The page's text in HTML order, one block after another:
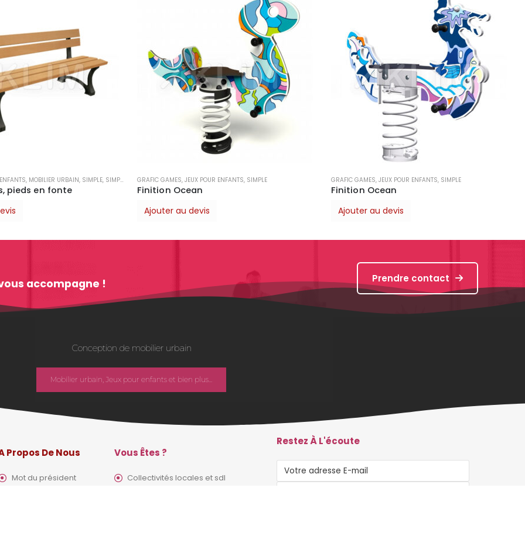
POUR ENFANTS,SIMPLE GRAFIC GAMES, JEUX POUR ENFANTS, SIMPLE
Finition Ocean
Ajouter au devis
JEUX POUR ENFANTS
Finition Médiéval
Ajouter au devis
accompagne ! Prendre contact
Conception de mobilier urbain
Mobilier urbain, Jeux pour enfants et bien plus...
Propos De Nous
Mot du président
Vous Êtes ?
Collectivités locales et sdl
Restez À L'écoute